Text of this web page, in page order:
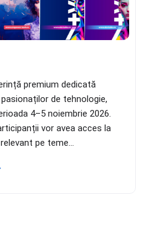
premium dedicată
de tehnologie,
4–5 noiembrie 2026.
vor avea acces la
pe teme...